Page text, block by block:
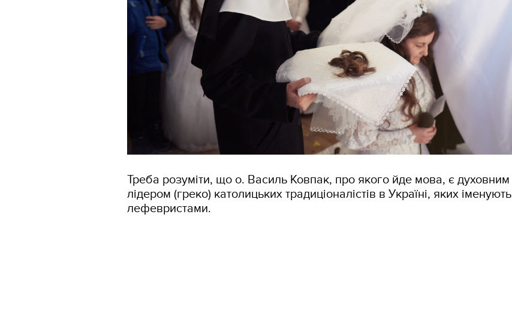
Треба розуміти, що о. Василь Ковпак, про якого йде мова, є духовним
лідером (греко) католицьких традиціоналістів в Україні, яких іменують
лефевристами.